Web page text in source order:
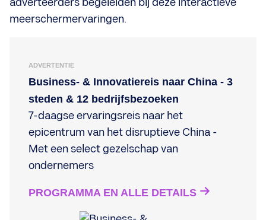
adverteerders begeleiden bij deze interactieve
meerschermervaringen.
ADVERTENTIE
Business- & Innovatiereis naar China - 3
steden & 12 bedrijfsbezoeken
7-daagse ervaringsreis naar het
epicentrum van het disruptieve China -
Met een select gezelschap van
ondernemers
PROGRAMMA EN ALLE DETAILS